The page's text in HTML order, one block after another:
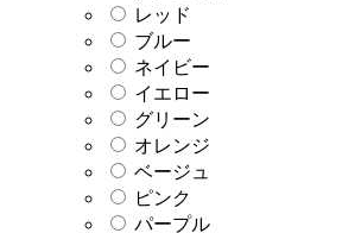
レッド
ブルー
ネイビー
イエロー
グリーン
オレンジ
ベージュ
ピンク
パープル